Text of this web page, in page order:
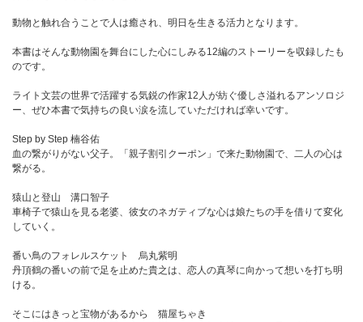
動物と触れ合うことで人は癒され、明日を生きる活力となります。
本書はそんな動物園を舞台にした心にしみる12編のストーリーを収録したも
のです。
ライト文芸の世界で活躍する気鋭の作家12人が紡ぐ優しさ溢れるアンソロジ
ー、ぜひ本書で気持ちの良い涙を流していただければ幸いです。
Step by Step 楠谷佑
血の繋がりがない父子。「親子割引クーポン」で来た動物園で、二人の心は
繋がる。
猿山と登山 溝口智子
車椅子で猿山を見る老婆、彼女のネガティブな心は娘たちの手を借りて変化
していく。
番い鳥のフォレルスケット 烏丸紫明
丹頂鶴の番いの前で足を止めた貴之は、恋人の真琴に向かって想いを打ち明
ける。
そこにはきっと宝物があるから 猫屋ちゃき